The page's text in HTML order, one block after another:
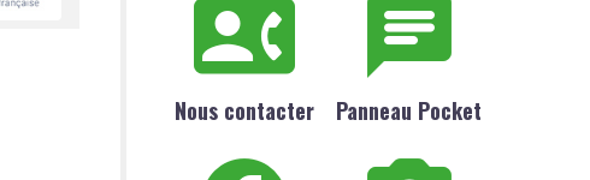
Nous contacter Panneau Pocket